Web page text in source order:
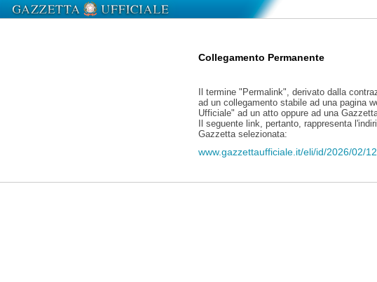
Collegamento Permanente
Il termine "Permalink", derivato dalla
ad un collegamento stabile ad una pagina
Ufficiale" ad un atto oppure ad una
Il seguente link, pertanto, rappresenta
Gazzetta selezionata:
www.gazzettaufficiale.it/eli/id/2026/02/